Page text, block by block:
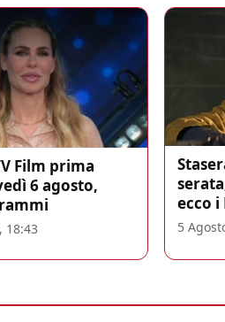
Film prima
6 agosto,
18:43
ecco
5